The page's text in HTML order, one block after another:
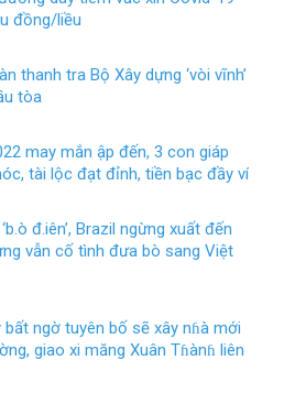
đồng/liều
thanh tra Bộ Xây dựng ‘vòi vĩnh’
tòa
may mắn ập đến, 3 con giáp
tài lộc đạt đỉnh, tiền bạc đầy ví
đ.iên’, Brazil ngừng xuất đến
vẫn cố tình đưa bò sang Việt
bất ngờ tuyên bố sẽ xây nɦà mới
giao xi măng Xuân Tɦànɦ liên